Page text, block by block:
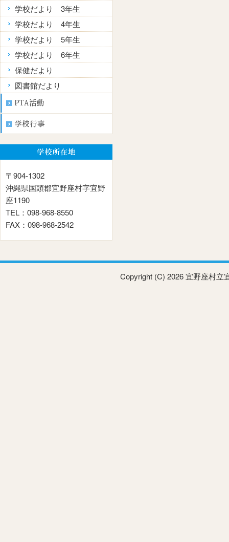
学校だより 3年生
学校だより 4年生
学校だより 5年生
学校だより 6年生
保健だより
図書館だより
〒904-1302
沖縄県国頭郡宜野座村字宜野
座1190
TEL：098-968-8550
FAX：098-968-2542
Copyright (C) 2026 宜野座村立